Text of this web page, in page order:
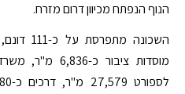
הנוף הנפתח מכיוון דרום מזרח.